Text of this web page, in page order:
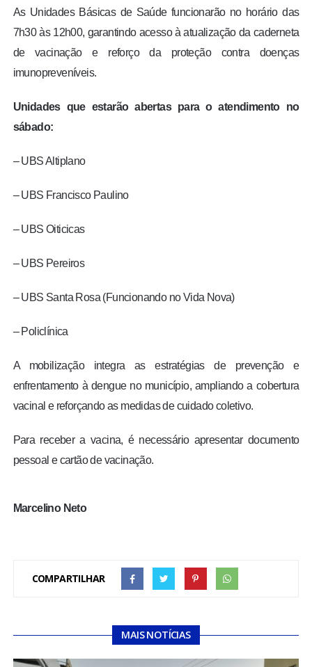
COLUNISTAS
As Unidades Básicas de Saúde funcionarão no horário das
7h30 às 12h00, garantindo acesso à atualização da caderneta
de vacinação e reforço da proteção contra doenças
imunopreveníveis.
Unidades que estarão abertas para o atendimento no
sábado:
– UBS Altiplano
– UBS Francisco Paulino
– UBS Oiticicas
– UBS Pereiros
– UBS Santa Rosa (Funcionando no Vida Nova)
– Policlínica
A mobilização integra as estratégias de prevenção e
enfrentamento à dengue no município, ampliando a cobertura
vacinal e reforçando as medidas de cuidado coletivo.
Para receber a vacina, é necessário apresentar documento
pessoal e cartão de vacinação.
Marcelino Neto
COMPARTILHAR
MAIS NOTÍCIAS